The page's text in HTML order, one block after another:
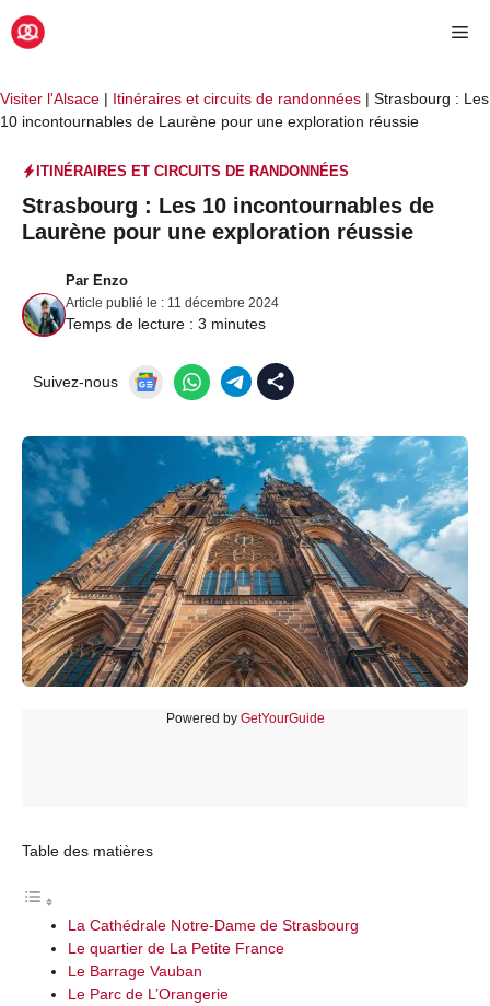
Aller
au
Visiter l'Alsace | Itinéraires et circuits de randonnées | Strasbourg : Les
10 incontournables de Laurène pour une exploration réussie
ITINÉRAIRES ET CIRCUITS DE RANDONNÉES
Strasbourg : Les 10 incontournables de
Laurène pour une exploration réussie
Par Enzo
Article publié le : 11 décembre 2024
Temps de lecture : 3 minutes
Suivez-nous
Powered by GetYourGuide
Table des matières
La Cathédrale Notre-Dame de Strasbourg
Le quartier de La Petite France
Le Barrage Vauban
Le Parc de L’Orangerie